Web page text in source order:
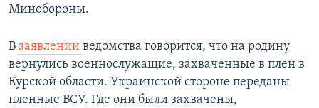
Минобороны.
В заявлении ведомства говорится, что на родину
вернулись военнослужащие, захваченные в плен в
Курской области. Украинской стороне переданы
пленные ВСУ. Где они были захвачены,